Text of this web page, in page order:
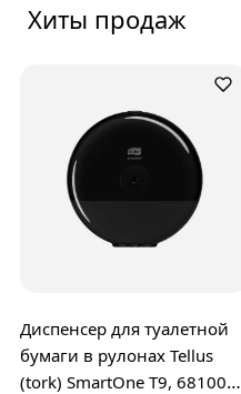
Хиты продаж​
Диспенсер для туалетной
бумаги в рулонах Tellus
(tork) SmartOne T9, 681008,